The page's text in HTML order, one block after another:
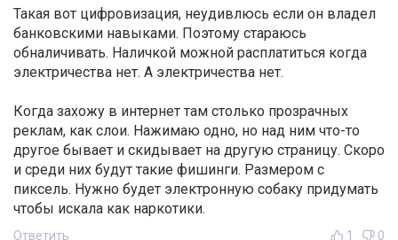
Такая вот цифровизация, неудивлюсь если он владел
банковскими навыками. Поэтому стараюсь
обналичивать. Наличкой можной расплатиться когда
электричества нет. А электричества нет.
Когда захожу в интернет там столько прозрачных
реклам, как слои. Нажимаю одно, но над ним что-то
другое бывает и скидывает на другую страницу. Скоро
и среди них будут такие фишинги. Размером с
пиксель. Нужно будет электронную собаку придумать
чтобы искала как наркотики.
Ответить 1 0